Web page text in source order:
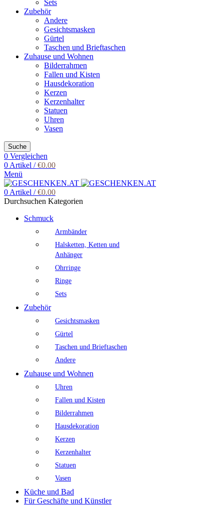
Sets
Zubehör
Andere
Gesichtsmasken
Gürtel
Taschen und Brieftaschen
Zuhause und Wohnen
Bilderrahmen
Fallen und Kisten
Hausdekoration
Kerzen
Kerzenhalter
Statuen
Uhren
Vasen
Suche
0 Vergleichen
0Artikel / €0.00
Menü
0Artikel / €0.00
Durchsuchen Kategorien
Schmuck
Armbänder
Halsketten, Ketten und
Anhänger
Ohrringe
Ringe
Sets
Zubehör
Gesichtsmasken
Gürtel
Taschen und Brieftaschen
Andere
Zuhause und Wohnen
Uhren
Fallen und Kisten
Bilderrahmen
Hausdekoration
Kerzen
Kerzenhalter
Statuen
Vasen
Küche und Bad
Für Geschäfte und Künstler